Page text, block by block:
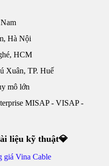
Hà Nội
HCM
Xuân, TP. Huế
mô lớn
MISAP - VISAP -
liệu kỹ thuật💎
giá Vina Cable